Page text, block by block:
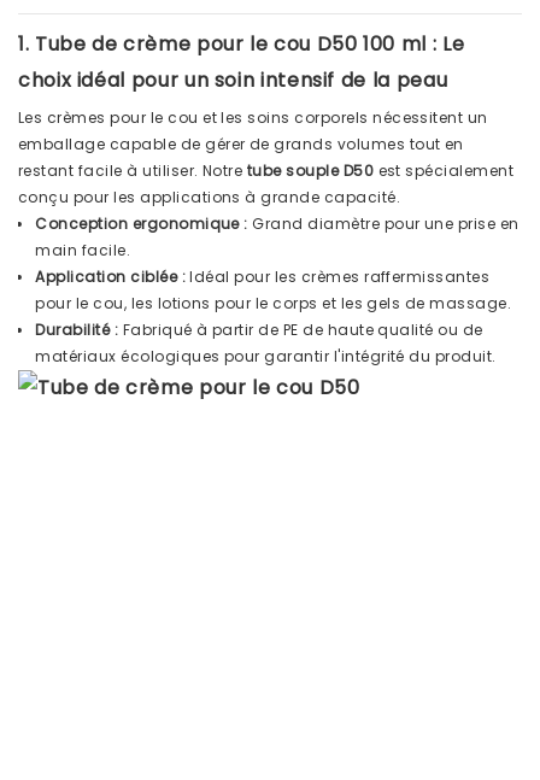
1. Tube de crème pour le cou D50 100 ml : Le
choix idéal pour un soin intensif de la peau
Les crèmes pour le cou et les soins corporels nécessitent un
emballage capable de gérer de grands volumes tout en
restant facile à utiliser. Notre tube souple D50 est spécialement
conçu pour les applications à grande capacité.
Conception ergonomique : Grand diamètre pour une prise en
main facile.
Application ciblée :Idéal pour les crèmes raffermissantes
pour le cou, les lotions pour le corps et les gels de massage.
Durabilité : Fabriqué à partir de PE de haute qualité ou de
matériaux écologiques pour garantir l'intégrité du produit.